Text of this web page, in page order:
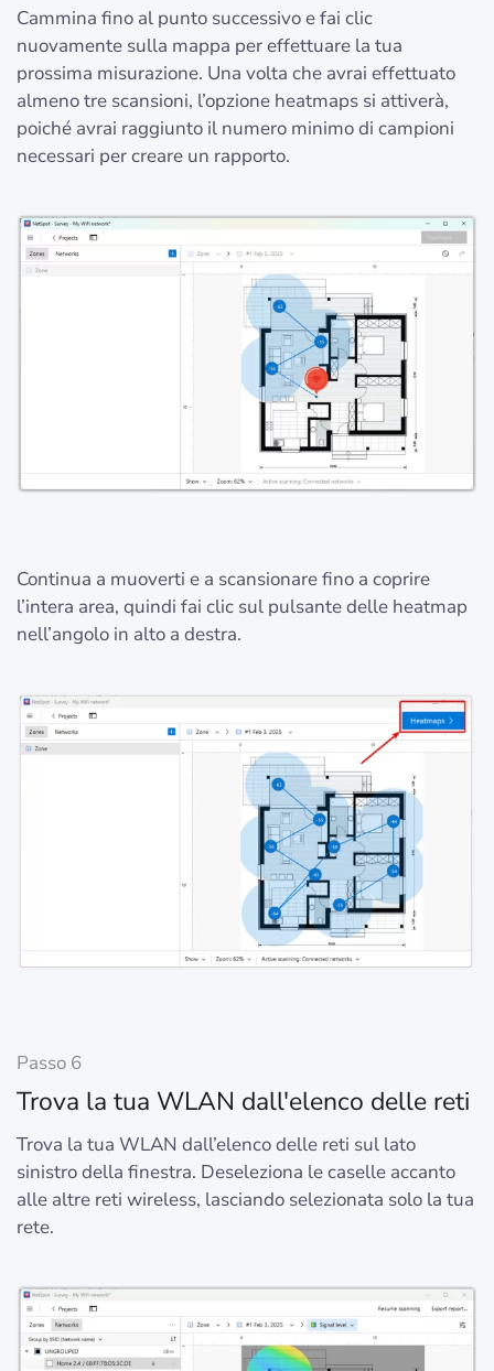
Cammina fino al punto successivo e fai clic
nuovamente sulla mappa per effettuare la tua
prossima misurazione. Una volta che avrai effettuato
almeno tre scansioni, l’opzione heatmaps si attiverà,
poiché avrai raggiunto il numero minimo di campioni
necessari per creare un rapporto.
Continua a muoverti e a scansionare fino a coprire
l’intera area, quindi fai clic sul pulsante delle heatmap
nell’angolo in alto a destra.
Passo 6
Trova la tua WLAN dall'elenco delle reti
Trova la tua WLAN dall’elenco delle reti sul lato
sinistro della finestra. Deseleziona le caselle accanto
alle altre reti wireless, lasciando selezionata solo la tua
rete.